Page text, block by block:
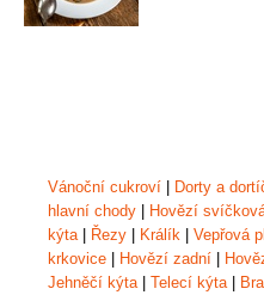
Vánoční cukroví | Dorty a
hlavní chody | Hovězí
kýta | Řezy | Králík | Vepřová
krkovice | Hovězí zadní |
Jehněčí kýta | Telecí kýta |